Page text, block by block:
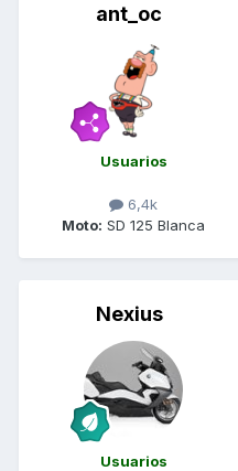
ant_oc
Usuarios
6,4k
Moto: SD 125 Blanca
Nexius
Usuarios